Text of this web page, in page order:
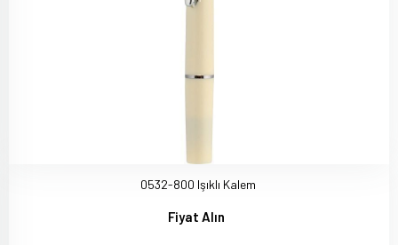
0532-800 Işıklı Kalem
Fiyat Alın